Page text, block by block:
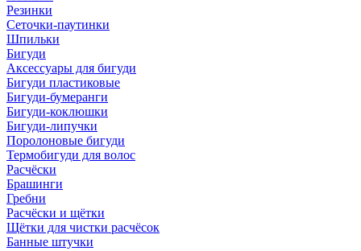
Резинки
Сеточки-паутинки
Шпильки
Бигуди
Аксессуары для бигуди
Бигуди пластиковые
Бигуди-бумеранги
Бигуди-коклюшки
Бигуди-липучки
Поролоновые бигуди
Термобигуди для волос
Расчёски
Брашинги
Гребни
Расчёски и щётки
Щётки для чистки расчёсок
Банные штучки